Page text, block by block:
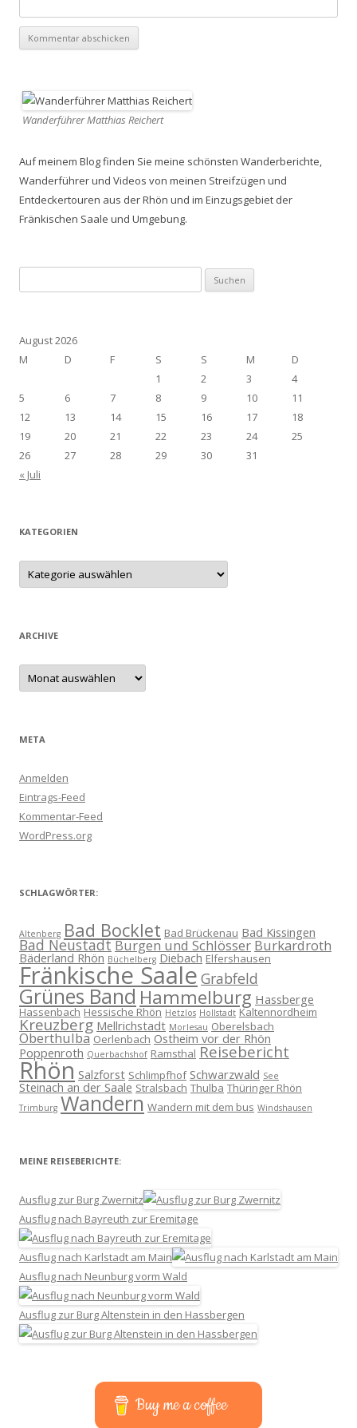
Wanderführer Matthias Reichert
Auf meinem Blog finden Sie meine schönsten Wanderberichte,
Wanderführer und Videos von meinen Streifzügen und
Entdeckertouren aus der Rhön und im Einzugsgebiet der
Fränkischen Saale und Umgebung.
nach:
August 2026
M
D F S S M
D
1
2 3
4
5
6 7 8 9 10
11
12
13 14 15 16 17
18
19
20 21 22 23 24
25
26
27 28 29 30
31
« Juli
KATEGORIEN
Kategorien
ARCHIVE
Archive
META
Anmelden
Eintrags-Feed
Kommentar-Feed
WordPress.org
SCHLAGWÖRTER:
Altenberg Bad Bocklet Bad Brückenau Bad Kissingen
Bad NeustadtBurgen und Schlösser Burkardroth
Bäderland Rhön Büchelberg Diebach Elfershausen
Fränkische Saale Grabfeld
Grünes BandHammelburg Hassberge
Hassenbach Hessische Rhön Hetzlos Hollstadt Kaltennordheim
Kreuzberg Mellrichstadt Morlesau Oberelsbach
Oberthulba Oerlenbach Ostheim vor der Rhön
Poppenroth Querbachshof Ramsthal Reisebericht
Rhön Salzforst Schlimpfhof Schwarzwald See
Steinach an der Saale Stralsbach Thulba Thüringer Rhön
Trimburg Wandern Wandern mit dem bus Windshausen
MEINE REISEBERICHTE:
Ausflug zur Burg Zwernitz
Ausflug nach Bayreuth zur Eremitage
Ausflug nach Karlstadt am Main
Ausflug nach Neunburg vorm Wald
Ausflug zur Burg Altenstein in den Hassbergen
Buy me a coffee